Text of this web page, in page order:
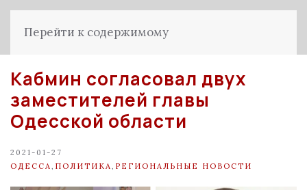
Перейти к содержимому
Кабмин согласовал двух
заместителей главы
Одесской области
2021-01-27
ОДЕССА
ПОЛИТИКА РЕГИОНАЛЬНЫЕ НОВОСТИ